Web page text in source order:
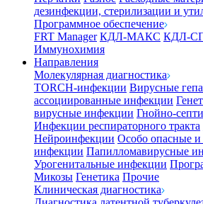
дезинфекции, стерилизации и
Программное обеспечение
FRT Manager КДЛ-МАКС КДЛ-
Иммунохимия
Направления
Молекулярная диагностика
TORCH-инфекции Вирусные
ассоциированные инфекции
вирусные инфекции Гнойно-
Инфекции респираторного тракта
Нейроинфекции Особо опасные
инфекции Папилломавирусные
Урогенитальные инфекции
Микозы Генетика Прочие
Клиническая диагностика